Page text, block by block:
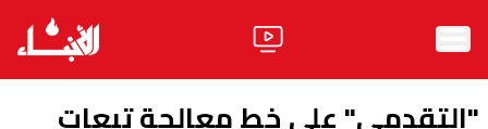
"التقدمي" على خط معالجة تبعات